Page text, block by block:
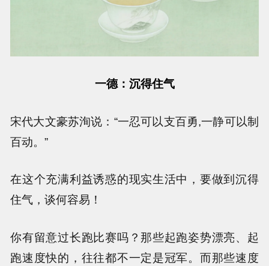
一德：沉得住气
宋代大文豪苏洵说：“一忍可以支百勇,一静可以制
百动。”
在这个充满利益诱惑的现实生活中，要做到沉得
住气，谈何容易！
你有留意过长跑比赛吗？那些起跑姿势漂亮、起
跑速度快的，往往都不一定是冠军。而那些速度